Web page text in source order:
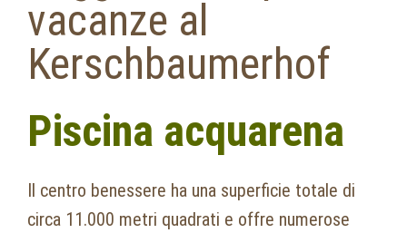
vacanze al
Kerschbaumerhof
Piscina acquarena
Il centro benessere ha una superficie totale di
circa 11.000 metri quadrati e offre numerose